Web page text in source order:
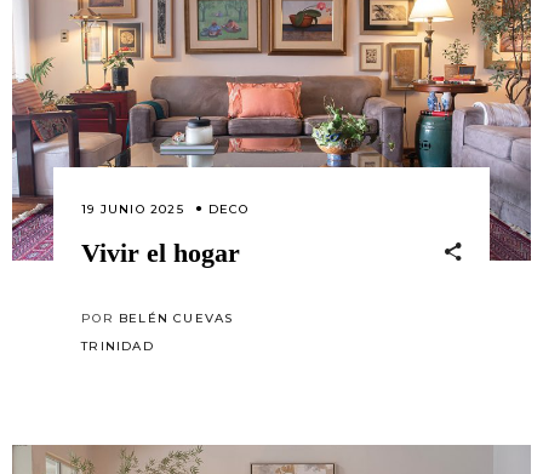
19 JUNIO 2025 DECO
Vivir el hogar
POR BELÉN CUEVAS
TRINIDAD